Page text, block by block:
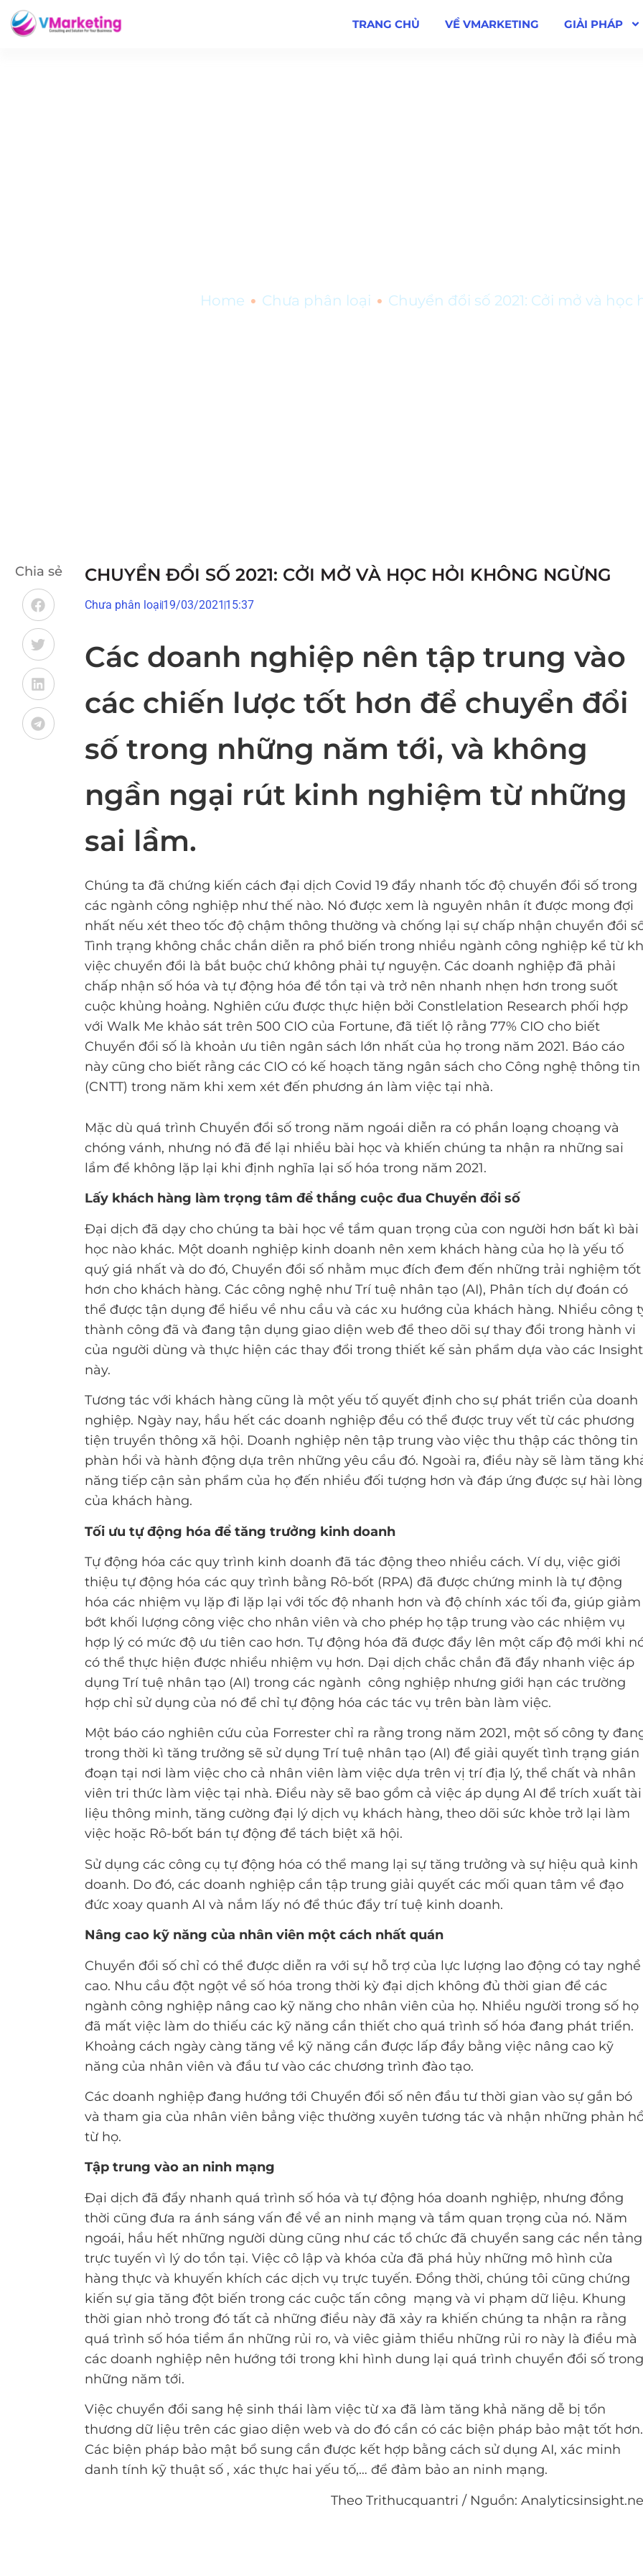
TRANG CHỦ VỀ VMARKETING GIẢI PHÁP
Home • Chưa phân loại • Chuyển đổi số 2021: Cởi mở và
Chia sẻ CHUYỂN ĐỔI SỐ 2021: CỞI MỞ VÀ HỌC HỎI KHÔNG NGỪNG
Chưa phân loại19/03/2021 15:37
Các doanh nghiệp nên tập trung vào
các chiến lược tốt hơn để chuyển đổi
số trong những năm tới, và không
ngần ngại rút kinh nghiệm từ những
sai lầm.
Chúng ta đã chứng kiến cách đại dịch Covid 19 đẩy nhanh tốc độ chuyển đổi số trong
các ngành công nghiệp như thế nào. Nó được xem là nguyên nhân ít được mong đợi
nhất nếu xét theo tốc độ chậm thông thường và chống lại sự chấp nhận chuyển đổi
Tình trạng không chắc chắn diễn ra phổ biến trong nhiều ngành công nghiệp kể từ
việc chuyển đổi là bắt buộc chứ không phải tự nguyện. Các doanh nghiệp đã phải
chấp nhận số hóa và tự động hóa để tồn tại và trở nên nhanh nhẹn hơn trong suốt
cuộc khủng hoảng. Nghiên cứu được thực hiện bởi Constlelation Research phối hợp
với Walk Me khảo sát trên 500 CIO của Fortune, đã tiết lộ rằng 77% CIO cho biết
Chuyển đổi số là khoản ưu tiên ngân sách lớn nhất của họ trong năm 2021. Báo cáo
này cũng cho biết rằng các CIO có kế hoạch tăng ngân sách cho Công nghệ thông tin
(CNTT) trong năm khi xem xét đến phương án làm việc tại nhà.
Mặc dù quá trình Chuyển đổi số trong năm ngoái diễn ra có phần loạng choạng và
chóng vánh, nhưng nó đã để lại nhiều bài học và khiến chúng ta nhận ra những sai
lầm để không lặp lại khi định nghĩa lại số hóa trong năm 2021.
Lấy khách hàng làm trọng tâm để thắng cuộc đua Chuyển đổi số
Đại dịch đã dạy cho chúng ta bài học về tầm quan trọng của con người hơn bất kì bài
học nào khác. Một doanh nghiệp kinh doanh nên xem khách hàng của họ là yếu tố
quý giá nhất và do đó, Chuyển đổi số nhằm mục đích đem đến những trải nghiệm tốt
hơn cho khách hàng. Các công nghệ như Trí tuệ nhân tạo (AI), Phân tích dự đoán có
thể được tận dụng để hiểu về nhu cầu và các xu hướng của khách hàng. Nhiều công
thành công đã và đang tận dụng giao diện web để theo dõi sự thay đổi trong hành vi
của người dùng và thực hiện các thay đổi trong thiết kế sản phẩm dựa vào các Insight
này.
Tương tác với khách hàng cũng là một yếu tố quyết định cho sự phát triển của doanh
nghiệp. Ngày nay, hầu hết các doanh nghiệp đều có thể được truy vết từ các phương
tiện truyền thông xã hội. Doanh nghiệp nên tập trung vào việc thu thập các thông tin
phàn hồi và hành động dựa trên những yêu cầu đó. Ngoài ra, điều này sẽ làm tăng
năng tiếp cận sản phẩm của họ đến nhiều đối tượng hơn và đáp ứng được sự hài lòng
của khách hàng.
Tối ưu tự động hóa để tăng trưởng kinh doanh
Tự động hóa các quy trình kinh doanh đã tác động theo nhiều cách. Ví dụ, việc giới
thiệu tự động hóa các quy trình bằng Rô-bốt (RPA) đã được chứng minh là tự động
hóa các nhiệm vụ lặp đi lặp lại với tốc độ nhanh hơn và độ chính xác tối đa, giúp giảm
bớt khối lượng công việc cho nhân viên và cho phép họ tập trung vào các nhiệm vụ
hợp lý có mức độ ưu tiên cao hơn. Tự động hóa đã được đẩy lên một cấp độ mới khi
có thể thực hiện được nhiều nhiệm vụ hơn. Dại dịch chắc chắn đã đẩy nhanh việc áp
dụng Trí tuệ nhân tạo (AI) trong các ngành công nghiệp nhưng giới hạn các trường
hợp chỉ sử dụng của nó để chỉ tự động hóa các tác vụ trên bàn làm việc.
Một báo cáo nghiên cứu của Forrester chỉ ra rằng trong năm 2021, một số công ty
trong thời kì tăng trưởng sẽ sử dụng Trí tuệ nhân tạo (AI) để giải quyết tình trạng gián
đoạn tại nơi làm việc cho cả nhân viên làm việc dựa trên vị trí địa lý, thể chất và nhân
viên tri thức làm việc tại nhà. Điều này sẽ bao gồm cả việc áp dụng AI để trích xuất tài
liệu thông minh, tăng cường đại lý dịch vụ khách hàng, theo dõi sức khỏe trở lại làm
việc hoặc Rô-bốt bán tự động để tách biệt xã hội.
Sử dụng các công cụ tự động hóa có thể mang lại sự tăng trưởng và sự hiệu quả kinh
doanh. Do đó, các doanh nghiệp cần tập trung giải quyết các mối quan tâm về đạo
đức xoay quanh AI và nắm lấy nó để thúc đẩy trí tuệ kinh doanh.
Nâng cao kỹ năng của nhân viên một cách nhất quán
Chuyển đổi số chỉ có thể được diễn ra với sự hỗ trợ của lực lượng lao động có tay nghề
cao. Nhu cầu đột ngột về số hóa trong thời kỳ đại dịch không đủ thời gian để các
ngành công nghiệp nâng cao kỹ năng cho nhân viên của họ. Nhiều người trong số họ
đã mất việc làm do thiếu các kỹ năng cần thiết cho quá trình số hóa đang phát triển.
Khoảng cách ngày càng tăng về kỹ năng cần được lấp đầy bằng việc nâng cao kỹ
năng của nhân viên và đầu tư vào các chương trình đào tạo.
Các doanh nghiệp đang hướng tới Chuyển đổi số nên đầu tư thời gian vào sự gắn bó
và tham gia của nhân viên bẳng việc thường xuyên tương tác và nhận những phản
từ họ.
Tập trung vào an ninh mạng
Đại dịch đã đẩy nhanh quá trình số hóa và tự động hóa doanh nghiệp, nhưng đồng
thời cũng đưa ra ánh sáng vấn đề về an ninh mạng và tầm quan trọng của nó. Năm
ngoái, hầu hết những người dùng cũng như các tổ chức đã chuyển sang các nền tảng
trực tuyến vì lý do tồn tại. Việc cô lập và khóa cửa đã phá hủy những mô hình cửa
hàng thực và khuyến khích các dịch vụ trực tuyến. Đồng thời, chúng tôi cũng chứng
kiến sự gia tăng đột biến trong các cuộc tấn công mạng và vi phạm dữ liệu. Khung
thời gian nhỏ trong đó tất cả những điều này đã xảy ra khiến chúng ta nhận ra rằng
quá trình số hóa tiềm ẩn những rủi ro, và viêc giảm thiểu những rủi ro này là điều mà
các doanh nghiệp nên hướng tới trong khi hình dung lại quá trình chuyển đổi số trong
những năm tới.
Việc chuyển đổi sang hệ sinh thái làm việc từ xa đã làm tăng khả năng dễ bị tổn
thương dữ liệu trên các giao diện web và do đó cần có các biện pháp bảo mật tốt hơn.
Các biện pháp bảo mật bổ sung cần được kết hợp bằng cách sử dụng AI, xác minh
danh tính kỹ thuật số , xác thực hai yếu tố,… để đảm bảo an ninh mạng.
Theo Trithucquantri / Nguồn: